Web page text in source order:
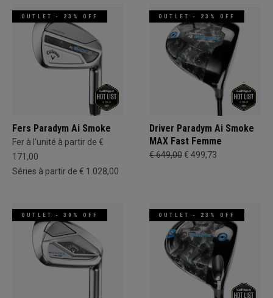
OUTLET - 23% OFF
Fers Paradym Ai Smoke
Fer à l'unité à partir de €
171,00
Séries à partir de € 1.028,00
OUTLET - 23% OFF
Driver Paradym Ai Smoke
MAX Fast Femme
€ 649,00€ 499,73
OUTLET - 30% OFF OUTLET - 23% OFF